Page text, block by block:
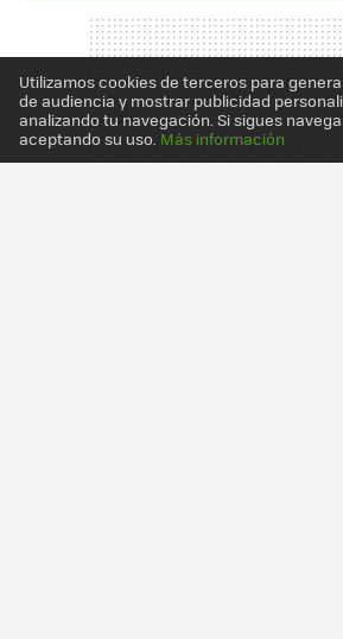
Utilizamos cookies de terceros para
de audiencia y mostrar publicidad
analizando tu navegación. Si sigues
aceptando su uso. Más información